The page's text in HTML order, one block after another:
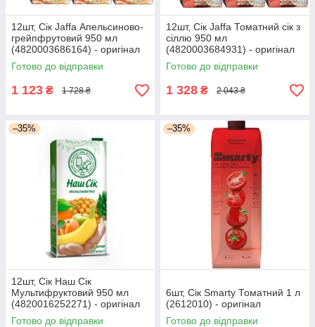
12шт, Сік Jaffa Апельсиново-
грейпфрутовий 950 мл
(4820003686164) - оригінал
Готово до відправки
1 123 ₴ 1 728 ₴
12шт, Сік Jaffa Томатний сік з
сіллю 950 мл
(4820003684931) - оригінал
Готово до відправки
1 328 ₴ 2 043 ₴
–35%
12шт, Сік Наш Сік
Мультифруктовий 950 мл
(4820016252271) - оригінал
Готово до відправки
–35%
6шт, Сік Smarty Томатний 1 л
(2612010) - оригінал
Готово до відправки